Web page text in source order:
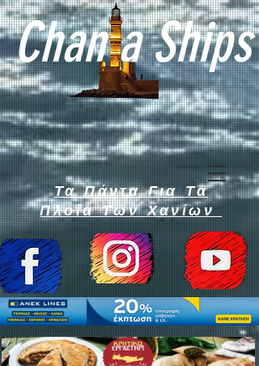
Chan a Ships
Τα Πάντα Για Τα
Πλοία Των Χανίων